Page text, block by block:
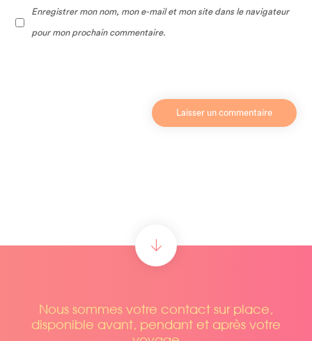
Enregistrer mon nom, mon e-mail et mon site dans le navigateur
pour mon prochain commentaire.
Nous sommes votre contact sur place,
disponible avant, pendant et après votre